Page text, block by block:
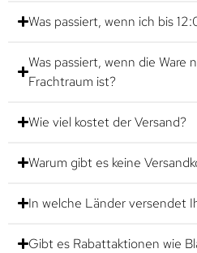
Was passiert, wenn ich bis
Was passiert, wenn die Ware
Frachtraum ist?
Wie viel kostet der Versand?
Warum gibt es keine
In welche Länder versendet
Gibt es Rabattaktionen wie